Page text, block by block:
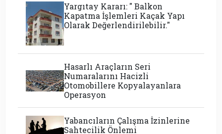
Yargıtay Kararı: " Balkon
Kapatma İşlemleri Kaçak Yapı
Olarak Değerlendirilebilir."
Hasarlı Araçların Seri
Numaralarını Hacizli
Otomobillere Kopyalayanlara
Operasyon
Yabancıların Çalışma İzinlerine
Sahtecilik Önlemi